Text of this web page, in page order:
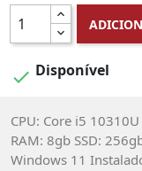
 Disponível
CPU: Core i5
RAM: 8gb SSD:
Windows 11